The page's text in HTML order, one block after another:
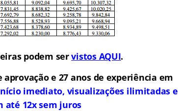
podem servistos AQUI.
e 27 anos de experiência em
imediato, visualizações ilimitadas e
até 12x sem juros